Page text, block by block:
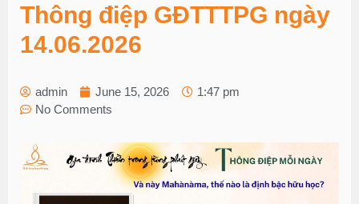
Thông điệp GĐTTTPG ngày
14.06.2026
admin June 15, 2026
1:47 pm
No Comments